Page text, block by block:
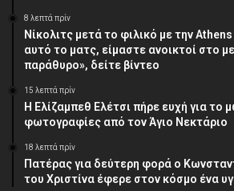
8 λεπτά πρίν
Νίκολιτς μετά το φιλικό με την
αυτό το ματς, είμαστε ανοικτοί στο
παράθυρο», δείτε βίντεο
15 λεπτά πρίν
Η Ελίζαμπεθ Ελέτσι πήρε ευχή για το
φωτογραφίες από τον Άγιο Νεκτάριο
18 λεπτά πρίν
Πατέρας για δεύτερη φορά ο
του Χριστίνα έφερε στον κόσμο ένα